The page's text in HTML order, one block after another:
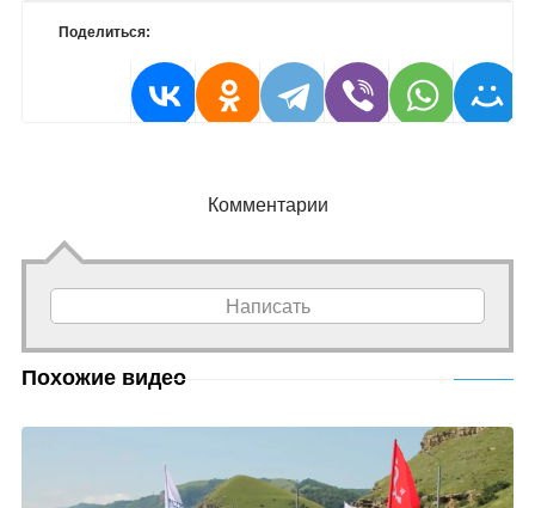
Поделиться:
Комментарии
Написать
Похожие видео